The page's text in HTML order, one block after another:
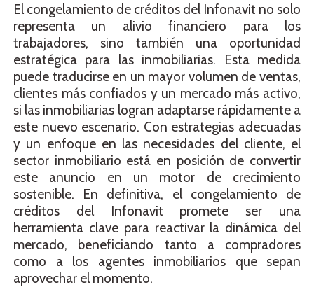
El congelamiento de créditos del Infonavit no solo
representa un alivio financiero para los
trabajadores, sino también una oportunidad
estratégica para las inmobiliarias. Esta medida
puede traducirse en un mayor volumen de ventas,
clientes más confiados y un mercado más activo,
si las inmobiliarias logran adaptarse rápidamente a
este nuevo escenario. Con estrategias adecuadas
y un enfoque en las necesidades del cliente, el
sector inmobiliario está en posición de convertir
este anuncio en un motor de crecimiento
sostenible. En definitiva, el congelamiento de
créditos del Infonavit promete ser una
herramienta clave para reactivar la dinámica del
mercado, beneficiando tanto a compradores
como a los agentes inmobiliarios que sepan
aprovechar el momento.